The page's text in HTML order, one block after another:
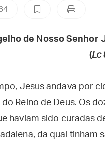
64
de Nosso Senhor
(Lc
Jesus andava por
do Reino de Deus. Os
haviam sido curadas
da qual tinham